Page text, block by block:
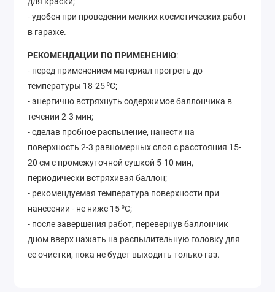
- удобен при проведении мелких косметических работ
в гараже.
РЕКОМЕНДАЦИИ ПО ПРИМЕНЕНИЮ:
- перед применением материал прогреть до
температуры 18-25 ⁰С;
- энергично встряхнуть содержимое баллончика в
течении 2-3 мин;
- сделав пробное распыление, нанести на
поверхность 2-3 равномерных слоя с расстояния 15-
20 см с промежуточной сушкой 5-10 мин,
периодически встряхивая баллон;
- рекомендуемая температура поверхности при
нанесении - не ниже 15 ⁰С;
- после завершения работ, перевернув баллончик
дном вверх нажать на распылительную головку для
ее очистки, пока не будет выходить только газ.